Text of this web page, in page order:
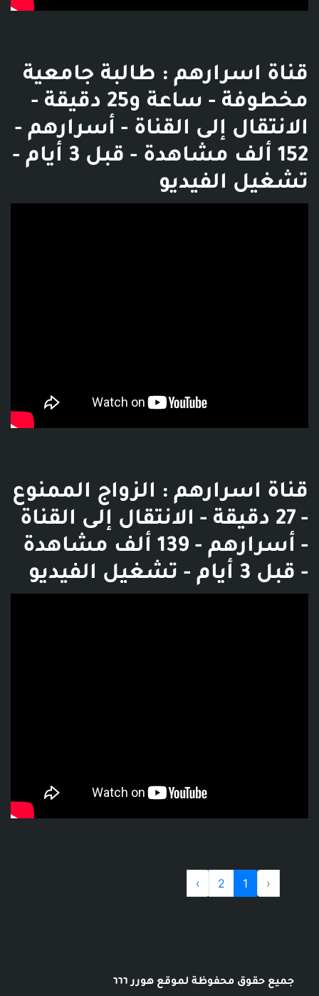
قناة اسرارهم : طالبة جامعية
مخطوفة - ساعة و25 دقيقة -
الانتقال إلى القناة - أسرارهم -
152 ألف مشاهدة - قبل 3 أيام -
تشغيل الفيديو
قناة اسرارهم : الزواج الممنوع
- 27 دقيقة - الانتقال إلى القناة
- أسرارهم - 139 ألف مشاهدة
- قبل 3 أيام - تشغيل الفيديو
‹
1
2
›
جميع حقوق محفوظة لموقع هورر ٦٦٦